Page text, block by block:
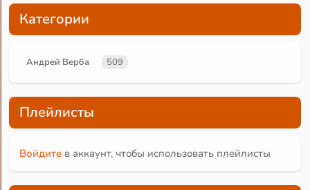
Категории
Андрей Верба 509
Плейлисты
Войдите в аккаунт, чтобы использовать плейлисты